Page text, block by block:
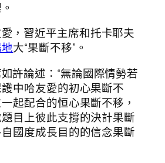
，習近平主席和托卡耶夫
大“果斷不移”。
許論述：“無論國際情勢若
中哈友愛的初心果斷不
起配合的恒心果斷不移，
目上彼此支撐的決計果斷
國度成長目的的信念果斷